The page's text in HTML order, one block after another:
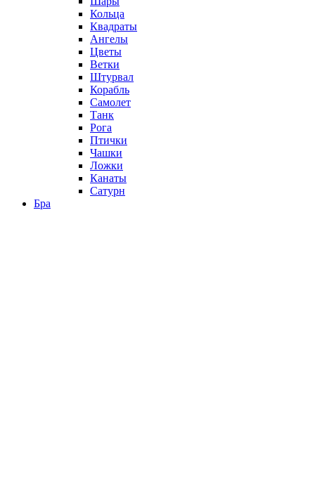
Кольца
Квадраты
Ангелы
Цветы
Ветки
Штурвал
Корабль
Самолет
Танк
Рога
Птички
Чашки
Ложки
Канаты
Сатурн
Бра